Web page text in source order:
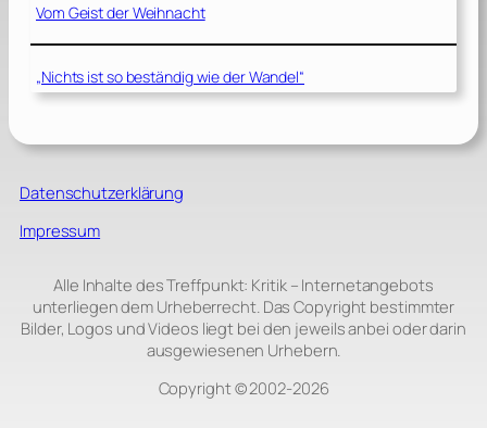
Vom Geist der Weihnacht
„Nichts ist so beständig wie der Wandel“
Datenschutzerklärung
Impressum
Alle Inhalte des Treffpunkt: Kritik – Internetangebots
unterliegen dem Urheberrecht. Das Copyright bestimmter
Bilder, Logos und Videos liegt bei den jeweils anbei oder darin
ausgewiesenen Urhebern.
Copyright © 2002‑2026